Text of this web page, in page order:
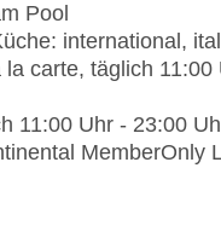
Pool
international,
carte, täglich
11:00 Uhr - 23:00
MemberOnly